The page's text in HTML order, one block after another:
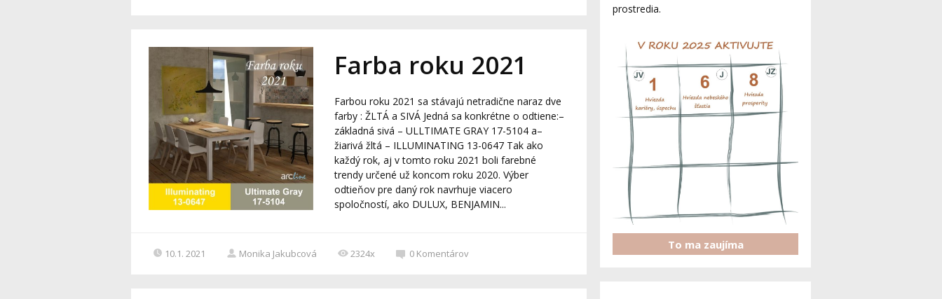
Farba roku 2021
Farbou roku 2021 sa stávajú netradične naraz dve
farby : ŽLTÁ a SIVÁ Jedná sa konkrétne o odtiene:–
základná sivá – ULLTIMATE GRAY 17-5104 a–
žiarivá žltá – ILLUMINATING 13-0647 Tak ako
každý rok, aj v tomto roku 2021 boli farebné
trendy určené už koncom roku 2020. Výber
odtieňov pre daný rok navrhuje viacero
spoločností, ako DULUX, BENJAMIN...
10.1. 2021 Monika Jakubcová 2324x 0 Komentárov
prostredia.
To ma zaujíma